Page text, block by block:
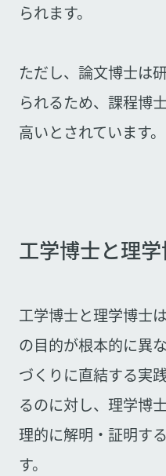
られます。
ただし、論文博士は
られるため、課程博
高いとされています。
工学博士と理
工学博士と理学博士
の目的が根本的に異
づくりに直結する実
るのに対し、理学博
理的に解明・証明す
す。